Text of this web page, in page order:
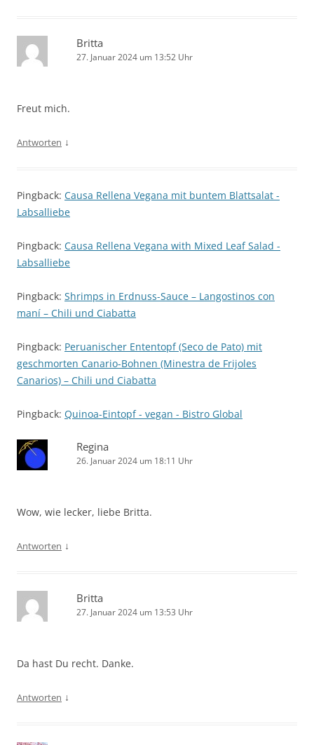
Britta
27. Januar 2024 um 13:52 Uhr
Freut mich.
Antworten ↓
Pingback: Causa Rellena Vegana mit buntem Blattsalat -
Labsalliebe
Pingback: Causa Rellena Vegana with Mixed Leaf Salad -
Labsalliebe
Pingback: Shrimps in Erdnuss-Sauce – Langostinos con
maní – Chili und Ciabatta
Pingback: Peruanischer Ententopf (Seco de Pato) mit
geschmorten Canario-Bohnen (Minestra de Frijoles
Canarios) – Chili und Ciabatta
Pingback: Quinoa-Eintopf - vegan - Bistro Global
Regina
26. Januar 2024 um 18:11 Uhr
Wow, wie lecker, liebe Britta.
Antworten ↓
Britta
27. Januar 2024 um 13:53 Uhr
Da hast Du recht. Danke.
Antworten ↓